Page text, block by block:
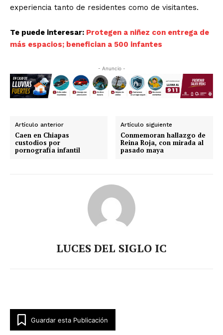
experiencia tanto de residentes como de visitantes.
Te puede interesar: Protegen a niñez con entrega de
más espacios; benefician a 500 infantes
- Anuncio -
Artículo anterior
Caen en Chiapas
custodios por
pornografía infantil
Artículo siguiente
Conmemoran hallazgo de
Reina Roja, con mirada al
pasado maya
LUCES DEL SIGLO IC
Guardar esta Publicación